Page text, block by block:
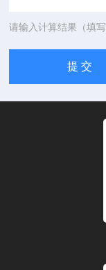
请输入计算结果（填